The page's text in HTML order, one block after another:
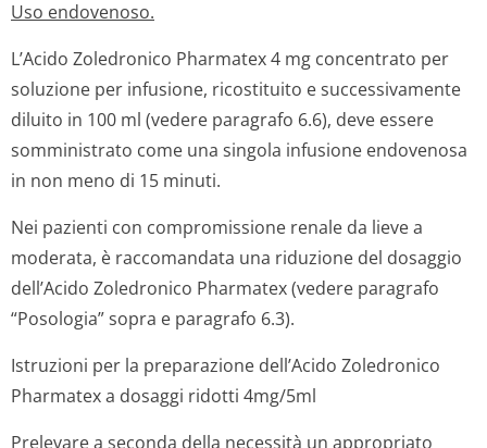
Uso endovenoso.
L’Acido Zoledronico Pharmatex 4 mg concentrato per
soluzione per infusione, ricostituito e successivamente
diluito in 100 ml (vedere paragrafo 6.6), deve essere
somministrato come una singola infusione endovenosa
in non meno di 15 minuti.
Nei pazienti con compromissione renale da lieve a
moderata, è raccomandata una riduzione del dosaggio
dell’Acido Zoledronico Pharmatex (vedere paragrafo
“Posologia” sopra e paragrafo 6.3).
Istruzioni per la preparazione dell’Acido Zoledronico
Pharmatex a dosaggi ridotti 4mg/5ml
Prelevare a seconda della necessità un appropriato